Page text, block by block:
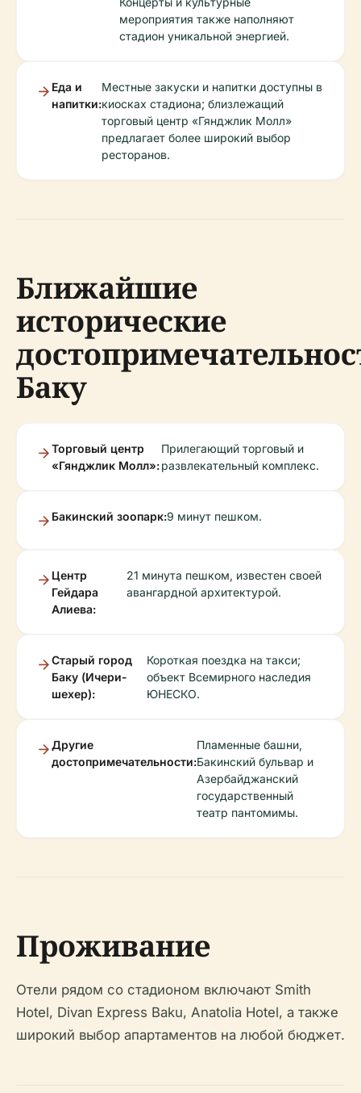
мероприятия также наполняют
стадион уникальной энергией.
Еда и
напитки:
Местные закуски и напитки доступны в
киосках стадиона; близлежащий
торговый центр «Гянджлик Молл»
предлагает более широкий выбор
ресторанов.
Ближайшие
исторические
Баку
Торговый центр
«Гянджлик Молл»:
Прилегающий торговый и
развлекательный комплекс.
Бакинский зоопарк:9 минут пешком.
Центр
Гейдара
Алиева:
21 минута пешком, известен своей
авангардной архитектурой.
Старый город
Баку (Ичери-
шехер):
Короткая поездка на такси;
объект Всемирного наследия
ЮНЕСКО.
Другие
достопримечательности:
Пламенные башни,
Бакинский бульвар и
Азербайджанский
государственный
театр пантомимы.
Проживание
Отели рядом со стадионом включают Smith
Hotel, Divan Express Baku, Anatolia Hotel, а также
широкий выбор апартаментов на любой бюджет.